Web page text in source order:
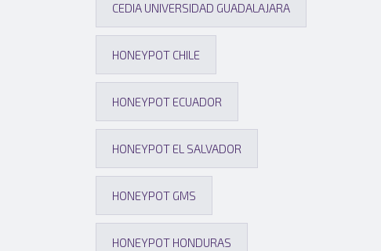
CEDIA UNIVERSIDAD GUADALAJARA
HONEYPOT CHILE
HONEYPOT ECUADOR
HONEYPOT EL SALVADOR
HONEYPOT GMS
HONEYPOT HONDURAS